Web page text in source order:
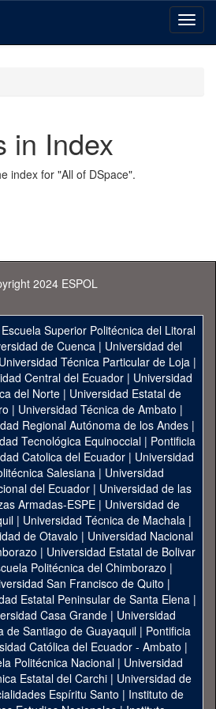
in Index
index for "All of DSpace".
2024 ESPOL
Escuela Superior Politécnica del Litoral
de Cuenca| Universidad del
Universidad Técnica Particular de Loja|
Central del Ecuador| Universidad
del Norte | Universidad Estatal de
| Universidad Técnica de Ambato |
Regional Autónoma de los Andes|
Tecnológica Equinoccial| Pontificia
Catolica del Ecuador | Universidad
Salesiana | Universidad
del Ecuador | Universidad de las
Armadas-ESPE | Universidad de
| Universidad Técnica de Machala|
de Otavalo | Universidad Nacional
| Universidad Estatal de Bolivar
Politécnica del Chimborazo |
San Francisco de Quito |
Estatal Peninsular de Santa Elena|
Casa Grande | Universidad
de Santiago de Guayaquil| Pontificia
Católica del Ecuador - Ambato |
Politécnica Nacional| Universidad
Estatal del Carchi| Universidad de
Espíritu Santo | Instituto de